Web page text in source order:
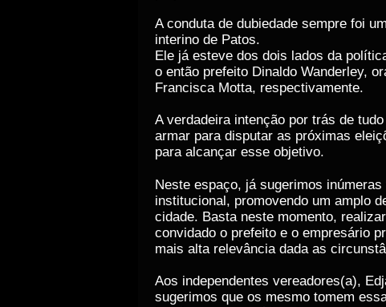
A conduta de dubiedade sempre foi
interino de Patos.
Ele já esteve dos dois lados da
o então prefeito Dinaldo Wanderley,
Francisca Motta, respectivamente.
A verdadeira intenção por trás de
armar para disputar as próximas
para alcançar esse objetivo.
Neste espaço, já sugerimos
institucional, promovendo um amplo
cidade. Basta neste momento,
convidado o prefeito e o empresário
mais alta relevância dada as
Aos independentes vereadores(a),
sugerimos que os mesmo tomem